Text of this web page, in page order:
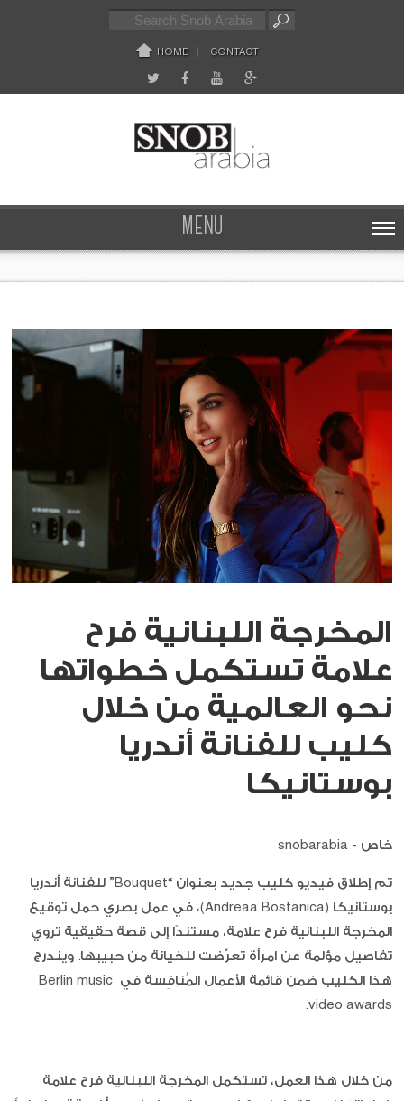
HOME CONTACT
MENU
المخرجة اللبنانية فرح
علامة تستكمل خطواتها
نحو العالمية من خلال
كليب للفنانة أندريا
بوستانيكا
خاص - snobarabia
تم إطلاق فيديو كليب جديد بعنوان “Bouquet” للفنانة أندريا
بوستانيكا (Andreaa Bostanica)، في عمل بصري حمل توقيع
المخرجة اللبنانية فرح علامة، مستندًا إلى قصة حقيقية تروي
تفاصيل مؤلمة عن امرأة تعرّضت للخيانة من حبيبها. ويندرج
هذا الكليب ضمن قائمة الأعمال المُنافِسة في Berlin music
video awards.
من خلال هذا العمل، تستكمل المخرجة اللبنانية فرح علامة